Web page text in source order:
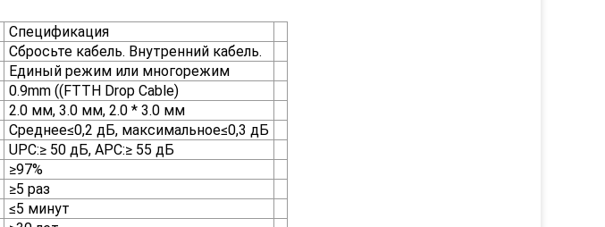
Спецификация
Сбросьте кабель. Внутренний кабель.
Единый режим или многорежим
0.9mm ((FTTH Drop Cable)
2.0 мм, 3.0 мм, 2.0 * 3.0 мм
Среднее≤0,2 дБ, максимальное≤0,3 дБ
UPC:≥ 50 дБ, APC:≥ 55 дБ
≥97%
≥5 раз
≤5 минут